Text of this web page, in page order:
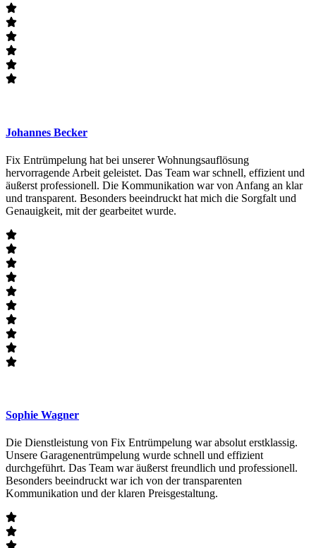
Johannes Becker
Fix Entrümpelung hat bei unserer Wohnungsauflösung
hervorragende Arbeit geleistet. Das Team war schnell, effizient und
äußerst professionell. Die Kommunikation war von Anfang an klar
und transparent. Besonders beeindruckt hat mich die Sorgfalt und
Genauigkeit, mit der gearbeitet wurde.
Sophie Wagner
Die Dienstleistung von Fix Entrümpelung war absolut erstklassig.
Unsere Garagenentrümpelung wurde schnell und effizient
durchgeführt. Das Team war äußerst freundlich und professionell.
Besonders beeindruckt war ich von der transparenten
Kommunikation und der klaren Preisgestaltung.